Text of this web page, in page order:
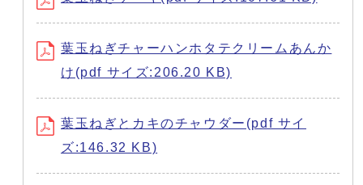
葉玉ねぎチャーハンホタテクリームあんか
け(pdf サイズ:206.20 KB)
葉玉ねぎとカキのチャウダー(pdf サイ
ズ:146.32 KB)